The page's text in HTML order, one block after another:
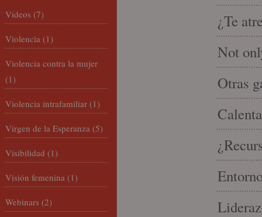
¿Te
Not
Otras
Vídeos (7)
Violencia (1)
Violencia contra la mujer
(1)
Violencia intrafamiliar (1)
Virgen de la Esperanza (5)
Visibilidad (1)
Visión femenina (1)
Webinars (2)